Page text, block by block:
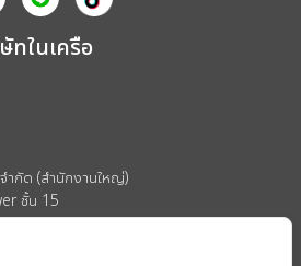
ทในเครือ
ำกัด (สำนักงานใหญ่)
ชั้น 15
เขตปทุมวัน กรุงเทพมหานคร 10330